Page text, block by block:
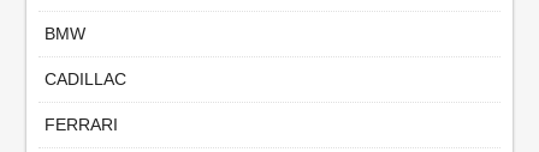
BMW
CADILLAC
FERRARI